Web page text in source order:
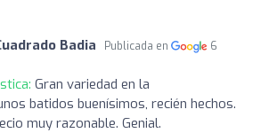
Badia Publicada en
6
Gran variedad en la
batidos buenísimos, recién hechos.
muy razonable. Genial.